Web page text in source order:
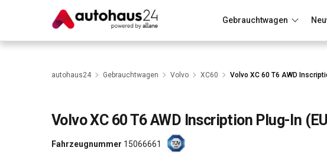
Gebrauchtwagen
Wir bewerten dein AutoRund um die Inzahlungnahme
autohaus24 Gebrauchtwagen Volvo XC60 Volvo XC 60 T6 AWD
VolvoXC 60 T6 AWD Inscription Plug-In
Fahrzeugnummer 15066661